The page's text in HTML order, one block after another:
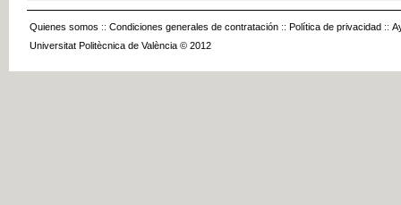
Quienes somos :: Condiciones generales de contratación :: Política de privacidad ::
Universitat Politècnica de València © 2012